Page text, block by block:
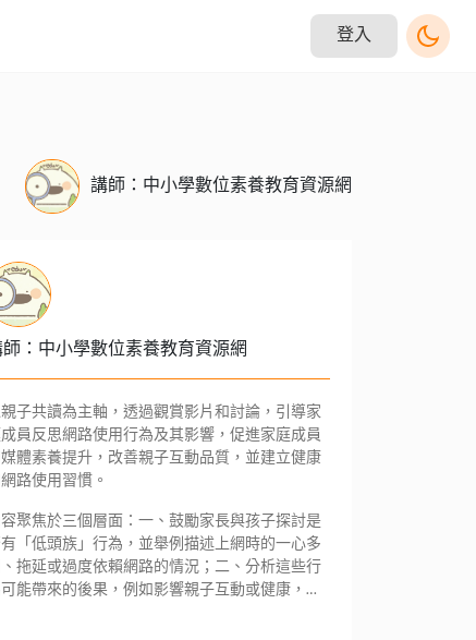
登入
講師：中小學數位素養教育資源網
師：中小學數位素養教育資源網
子共讀為主軸，透過觀賞影片和討論，引導家
員反思網路使用行為及其影響，促進家庭成員
媒體素養提升，改善親子互動品質，並建立健康
路使用習慣。
聚焦於三個層面：一、鼓勵家長與孩子探討是
「低頭族」行為，並舉例描述上網時的一心多
拖延或過度依賴網路的情況；二、分析這些行
能帶來的後果，例如影響親子互動或健康，並